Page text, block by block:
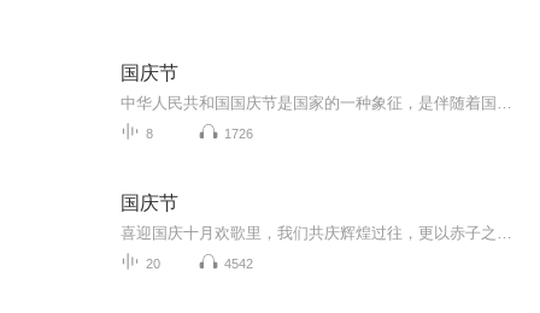
国庆节
8 1726
国庆节
20 4542